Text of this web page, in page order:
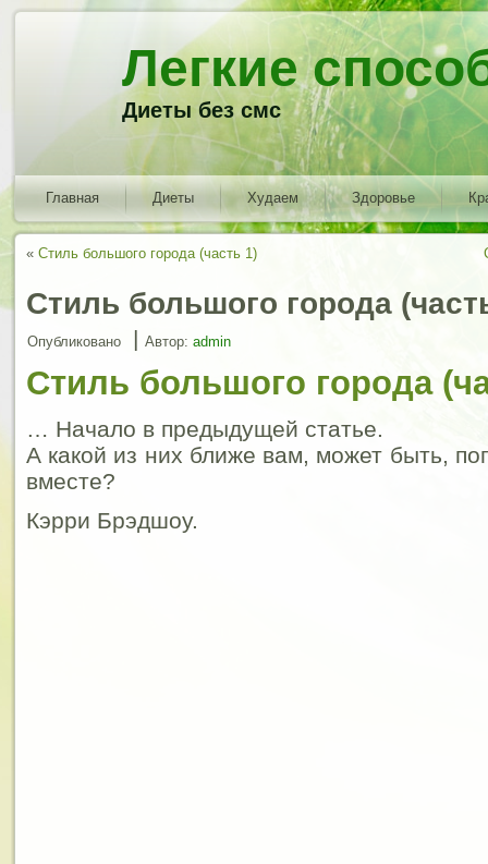
Легкие
Диеты без смс
Главная Диеты Худаем Здоровье
« Стиль большого города (часть 1)
Стиль большого города
Опубликовано | Автор: admin
Стиль большого города
… Начало в предыдущей статье.
А какой из них ближе вам, может быть,
вместе?
Кэрри Брэдшоу.